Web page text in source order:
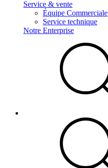
Service & vente
Équipe Commerciale
Service technique
Notre Enterprise